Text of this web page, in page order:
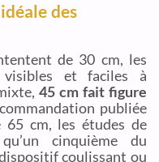
des
de 30 cm, les
et faciles à
45 cm fait figure
publiée
65 cm, les études de
cinquième du
coulissant ou